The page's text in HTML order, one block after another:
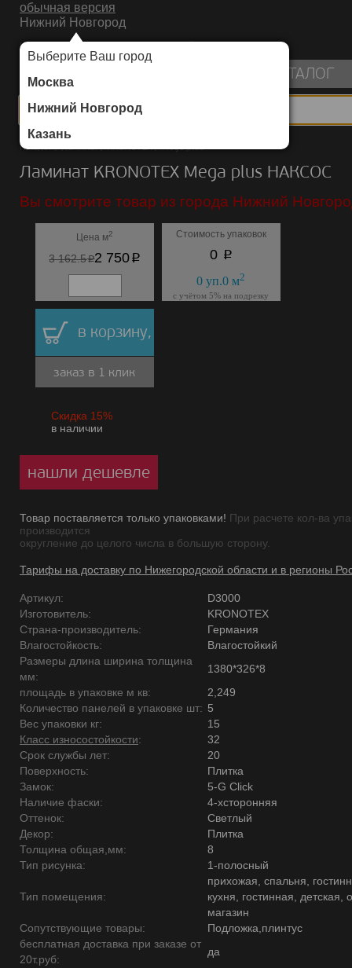
обычная версия
Нижний Новгород
Выберите Ваш город
Москва
Нижний Новгород
Казань
ИНТЕРНЕТ-МАГАЗИН НАПОЛЬНЫХ ПОКРЫТИЙ
КАТАЛОГ
Каталог/Ламинат/KRONOTEX/Mega plus
Ламинат KRONOTEX Mega plus НАКСОС
Вы смотрите товар из города Нижний
Цена м2
3 162.5p2 750p
Стоимость упаковок
0 p
0 уп.0 м2
с учётом 5% на подрезку
в корзину,
заказ в 1 клик
Скидка 15%
в наличии
нашли дешевле
Товар поставляется только упаковками! При расчете кол-ва
производится
округление до целого числа в большую сторону.
Тарифы на доставку по Нижегородской области и в регионы
Артикул:
D3000
Изготовитель:
KRONOTEX
Страна-производитель:
Германия
Влагостойкость:
Влагостойкий
Размеры длина ширина толщина
мм:
1380*326*8
площадь в упаковке м кв:
2,249
Количество панелей в упаковке шт: 5
Вес упаковки кг:
15
Класс износостойкости:
32
Срок службы лет:
20
Поверхность:
Плитка
Замок:
5-G Click
Наличие фаски:
4-хсторонняя
Оттенок:
Светлый
Декор:
Плитка
Толщина общая,мм:
8
Тип рисунка:
1-полосный
Тип помещения:
прихожая, спальня,
кухня, гостинная, детская,
магазин
Сопутствующие товары:
Подложка,плинтус
бесплатная доставка при заказе от
20т.руб:
да